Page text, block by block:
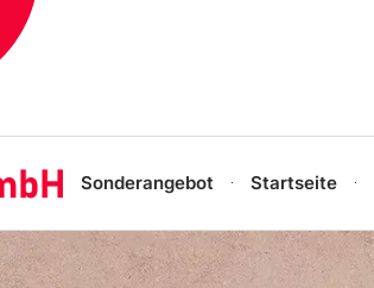
Sonderangebot Startseite